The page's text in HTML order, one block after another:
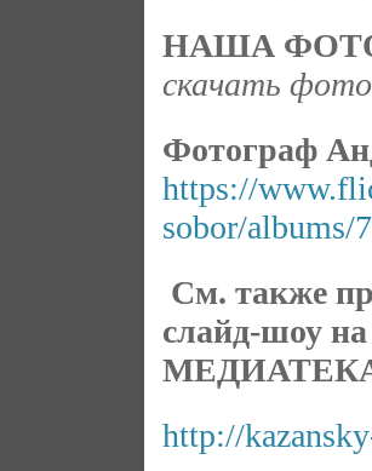
НАША
скачать фото
Фотограф
https://
sobor/albums/
См. также
слайд-шоу
http://